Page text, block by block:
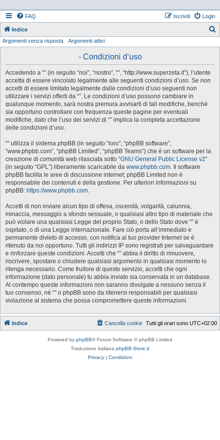
FAQ Login
Iscriviti
Indice
Argomenti senza risposta Argomenti attivi
- Condizioni d’uso
Accedendo a “” (in seguito “noi”, “nostro”, “”, “http://www.superzeta.it”), l’utente
accetta di essere vincolato legalmente alle seguenti condizioni d’uso. Se non
accetti di essere limitato legalmente dalle condizioni d’uso seguenti non
utilizzare i servizi offerti da “”. Le condizioni d’uso possono cambiare in
qualunque momento, sarà nostra premura avvisarti di tali modifiche, benché
sia opportuno controllare con frequenza queste pagine per eventuali
modifiche, dato che l’uso dei servizi di “” implica la completa accettazione
delle condizioni d’uso.
“” utilizza il sistema phpBB (in seguito “loro”, “phpBB software”,
“www.phpbb.com”, “phpBB Limited”, “phpBB Teams”) che è un software per la
creazione di comunità web rilasciata sotto “GNU General Public License v2”
(in seguito “GPL”) liberamente scaricabile da www.phpbb.com. Il software
phpBB facilita le aree di discussione internet; phpBB Limited non è
responsabile dei contenuti e della gestione. Per ulteriori informazioni su
phpBB: https://www.phpbb.com.
Accetti di non inviare alcun tipo di offesa, oscenità, volgarità, calunnia,
minaccia, messaggio a sfondo sessuale, o qualsiasi altro tipo di materiale che
può violare una qualsiasi Legge del proprio Stato, o dello Stato dove “” è
ospitato, o di una Legge internazionale. Fare ciò porta all’immediato e
permanente divieto di accesso, con notifica al tuo provider Internet se è
ritenuto da noi opportuno. Tutti gli indirizzi IP sono registrati per salvaguardare
e rinforzare queste condizioni. Accetti che “” abbia il diritto di rimuovere,
riscrivere, spostare o chiudere qualsiasi argomento in qualsiasi momento lo
ritenga necessario. Come fruitore di questo servizio, accetti che ogni
informazione (dato personale) tu abbia inviato sia conservata in un database.
Al contempo queste informazioni non saranno divulgate a nessuno senza il
tuo consenso, né “” o phpBB sono da ritenersi responsabili per qualsiasi
violazione al sistema che possa compromettere queste informazioni.
Indice Tutti gli orari sono UTC+02:00
Cancella cookie
Powered by phpBB® Forum Software © phpBB Limited
Traduzione Italiana phpBB-Store.it
Privacy | Condizioni